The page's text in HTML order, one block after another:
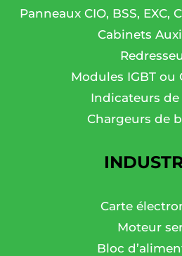
Panneaux CIO, BSS, EXC,
Cabinets
Modules IGBT ou
Indicateurs de
Chargeurs de
Carte
Moteur
Bloc